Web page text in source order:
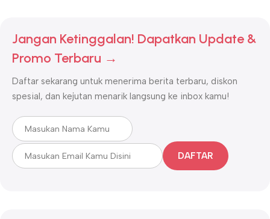
Jangan Ketinggalan! Dapatkan Update &
Promo Terbaru →
Daftar sekarang untuk menerima berita terbaru, diskon
spesial, dan kejutan menarik langsung ke inbox kamu!
DAFTAR